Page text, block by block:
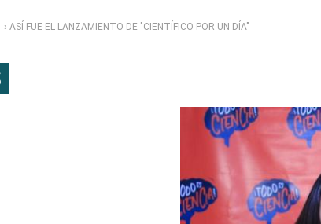
aquí
› ASÍ FUE EL LANZAMIENTO DE "CIENTÍFICO POR UN DÍA"